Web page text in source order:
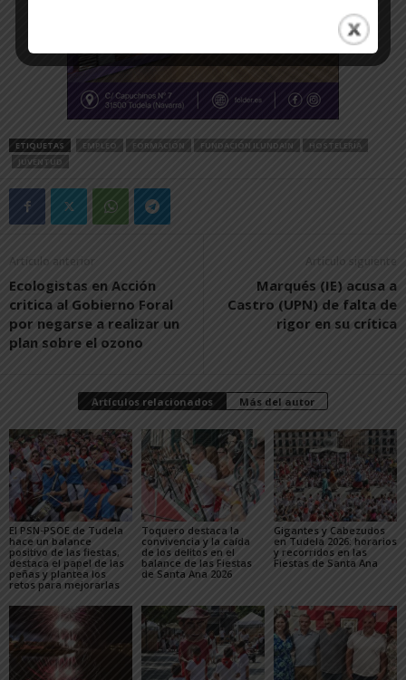
ETIQUETAS EMPLEO FORMACIÓN FUNDACIÓN ILUNDAIN
HOSTELERÍA
JUVENTUD
Artículo anterior
Ecologistas en Acción
critica al Gobierno Foral
por negarse a realizar un
plan sobre el ozono
Artículo siguiente
Marqués (IE) acusa a
Castro (UPN) de falta de
rigor en su crítica
Artículos relacionados Más del autor
El PSN-PSOE de Tudela
hace un balance
positivo de las fiestas,
destaca el papel de las
peñas y plantea los
retos para mejorarlas
Toquero destaca la
convivencia y la caída
de los delitos en el
balance de las Fiestas
de Santa Ana 2026
Gigantes y Cabezudos
en Tudela 2026: horarios
y recorridos en las
Fiestas de Santa Ana